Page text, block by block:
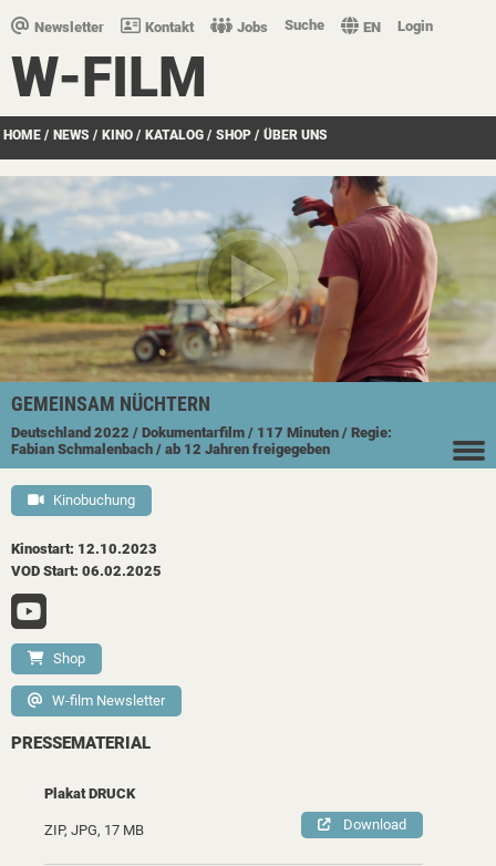
Newsletter Kontakt Jobs Suche EN Login
W-FILM
HOME / NEWS / KINO / KATALOG / SHOP / ÜBER UNS
GEMEINSAM NÜCHTERN
Deutschland 2022 / Dokumentarfilm / 117 Minuten / Regie:
Fabian Schmalenbach / ab 12 Jahren freigegeben
Kinobuchung
Kinostart: 12.10.2023
VOD Start: 06.02.2025
Shop
W-film Newsletter
PRESSEMATERIAL
Plakat DRUCK
ZIP, JPG, 17 MB Download